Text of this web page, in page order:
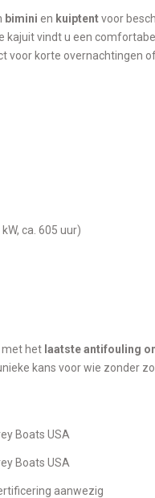
bimini en kuiptentvoor
kajuit vindt u een
voor korte overnachtingen
ca. 605 uur)
met het laatste antifouling
kans voor wie zonder
Boats USA
Boats USA
aanwezig